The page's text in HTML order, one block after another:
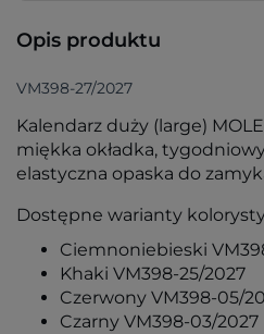
Opis produktu
VM398-27/2027
Kalendarz duży (large)
miękka okładka, tygodniowy
elastyczna opaska do
Dostępne warianty
Ciemnoniebieski
Khaki VM398-25/2027
Czerwony VM398-05/
Czarny VM398-03/2027